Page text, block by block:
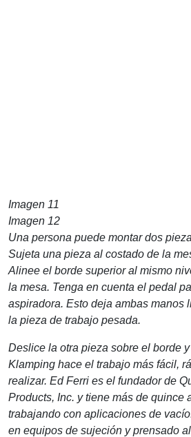
Imagen 11
Imagen 12
Una persona puede montar dos
Sujeta una pieza al costado de la
Alinee el borde superior al mismo
la mesa. Tenga en cuenta el pedal
aspiradora. Esto deja ambas manos
la pieza de trabajo pesada.
Deslice la otra pieza sobre el borde
Klamping hace el trabajo más fácil,
realizar. Ed Ferri es el fundador de
Products, Inc. y tiene más de quince
trabajando con aplicaciones de
en equipos de sujeción y prensado